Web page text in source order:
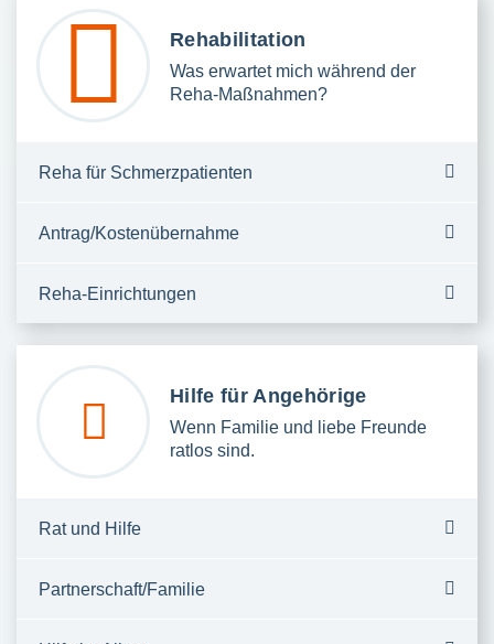
Rehabilitation
Was erwartet mich während der
Reha-Maßnahmen?
Reha für Schmerzpatienten
Antrag/Kostenübernahme
Reha-Einrichtungen
Hilfe für Angehörige
Wenn Familie und liebe Freunde
ratlos sind.
Rat und Hilfe
Partnerschaft/Familie